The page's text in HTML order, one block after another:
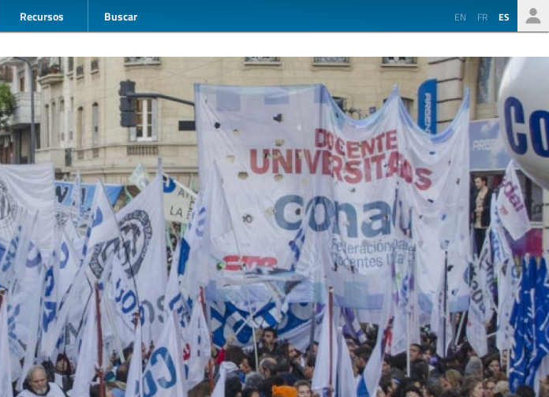
Recursos Buscar EN FR ES